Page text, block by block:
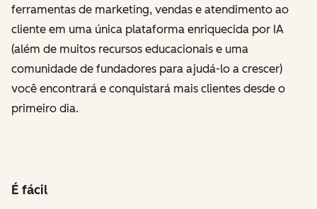
ferramentas de marketing, vendas e atendimento ao
cliente em uma única plataforma enriquecida por IA
(além de muitos recursos educacionais e uma
comunidade de fundadores para ajudá-lo a crescer)
você encontrará e conquistará mais clientes desde o
primeiro dia.
É fácil